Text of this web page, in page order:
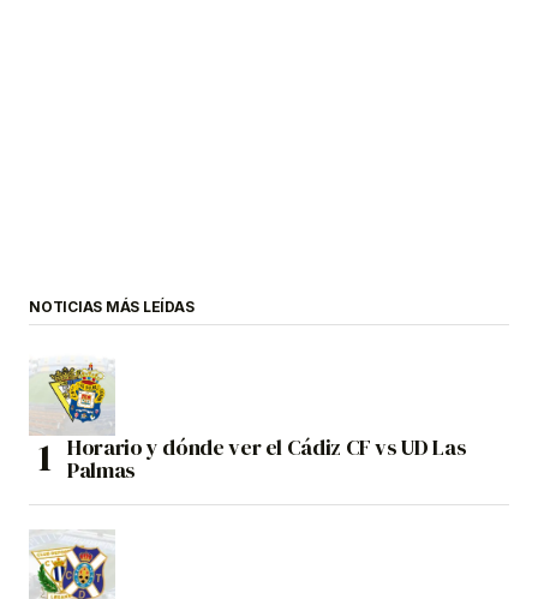
NOTICIAS MÁS LEÍDAS
Horario y dónde ver el Cádiz CF vs UD Las
Palmas